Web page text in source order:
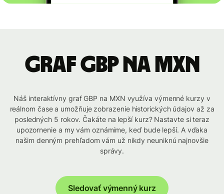
graf GBP na MXN
Náš interaktívny graf GBP na MXN využíva výmenné kurzy v
reálnom čase a umožňuje zobrazenie historických údajov až za
posledných 5 rokov. Čakáte na lepší kurz? Nastavte si teraz
upozornenie a my vám oznámime, keď bude lepší. A vďaka
našim denným prehľadom vám už nikdy neuniknú najnovšie
správy.
Sledovať výmenný kurz